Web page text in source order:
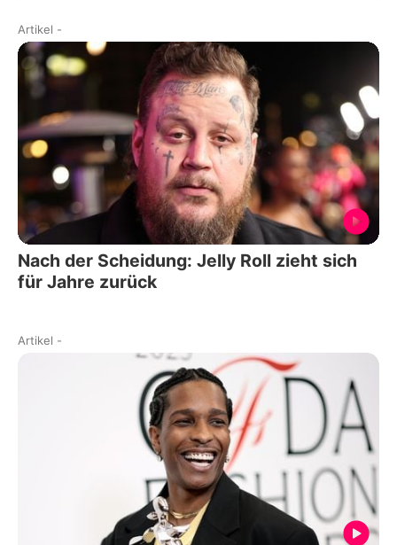
Artikel -
Nach der Scheidung: Jelly Roll zieht sich
für Jahre zurück
Artikel -